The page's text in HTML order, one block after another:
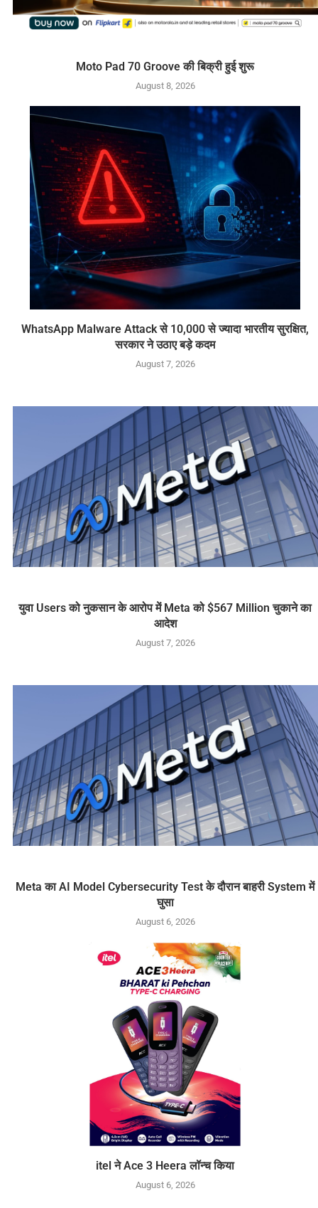
Moto Pad 70 Groove की बिक्री हुई शुरू
August 8, 2026
WhatsApp Malware Attack से 10,000 से ज्यादा भारतीय सुरक्षित,
सरकार ने उठाए बड़े कदम
August 7, 2026
युवा Users को नुकसान के आरोप में Meta को $567 Million चुकाने का
आदेश
August 7, 2026
Meta का AI Model Cybersecurity Test के दौरान बाहरी System में
घुसा
August 6, 2026
itel ने Ace 3 Heera लॉन्च किया
August 6, 2026